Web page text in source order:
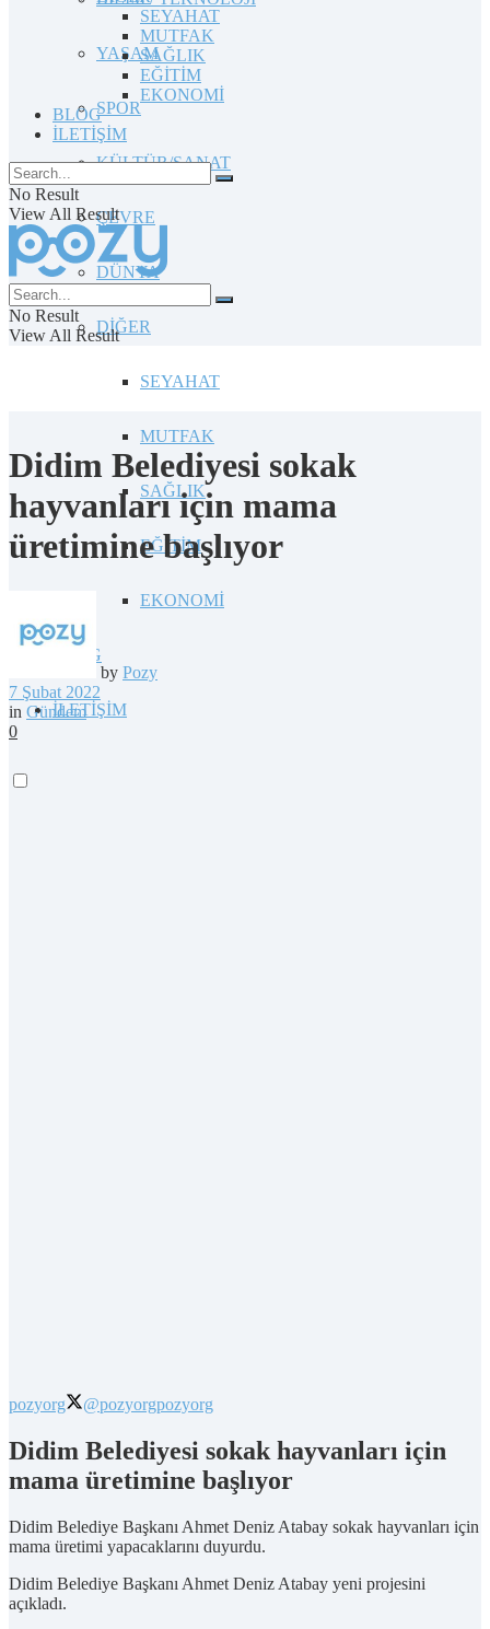
YAŞAM
SPOR
KÜLTÜR/SANAT
ÇEVRE
DÜNYA
DİĞER
SEYAHAT
MUTFAK
SAĞLIK
EĞİTİM
EKONOMİ
BLOG
İLETİŞİM
SEYAHAT
MUTFAK
SAĞLIK
EĞİTİM
EKONOMİ
BLOG
İLETİŞİM
No Result
View All Result
No Result
View All Result
Didim Belediyesi sokak
hayvanları için mama
üretimine başlıyor
by Pozy
7 Şubat 2022
in Gündem
0
pozyorg @pozyorgpozyorg
Didim Belediyesi sokak hayvanları için
mama üretimine başlıyor
Didim Belediye Başkanı Ahmet Deniz Atabay sokak hayvanları için
mama üretimi yapacaklarını duyurdu.
Didim Belediye Başkanı Ahmet Deniz Atabay yeni projesini
açıkladı.